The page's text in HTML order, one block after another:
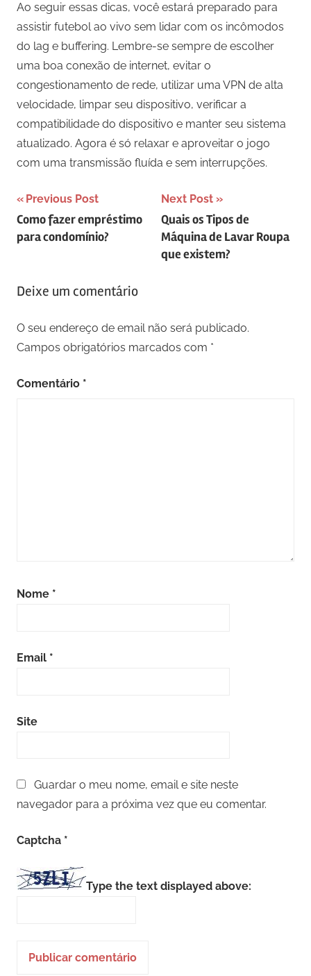
Ao seguir essas dicas, você estará preparado para
assistir futebol ao vivo sem lidar com os incômodos
do lag e buffering. Lembre-se sempre de escolher
uma boa conexão de internet, evitar o
congestionamento de rede, utilizar uma VPN de alta
velocidade, limpar seu dispositivo, verificar a
compatibilidade do dispositivo e manter seu sistema
atualizado. Agora é só relaxar e aproveitar o jogo
com uma transmissão fluída e sem interrupções.
Navegação
de
Previous Post
Como fazer empréstimo
para condomínio?
Next Post
Quais os Tipos de
Máquina de Lavar Roupa
que existem?
Deixe um comentário
O seu endereço de email não será publicado.
Campos obrigatórios marcados com *
Comentário *
Nome *
Email *
Site
Guardar o meu nome, email e site neste
navegador para a próxima vez que eu comentar.
Captcha *
Type the text displayed above: